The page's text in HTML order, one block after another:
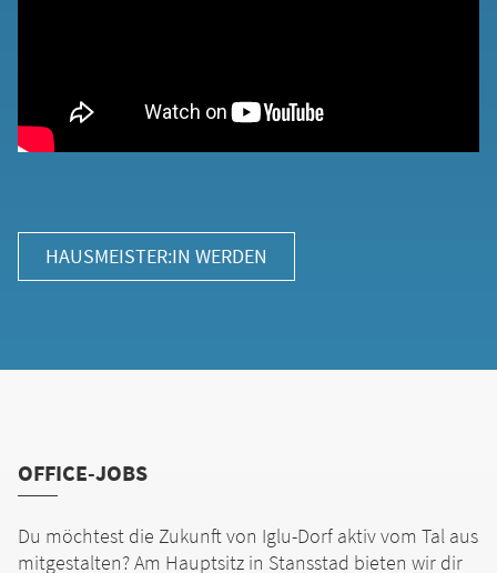
HAUSMEISTER:IN WERDEN
OFFICE-JOBS
Du möchtest die Zukunft von Iglu-Dorf aktiv vom Tal aus
mitgestalten? Am Hauptsitz in Stansstad bieten wir dir